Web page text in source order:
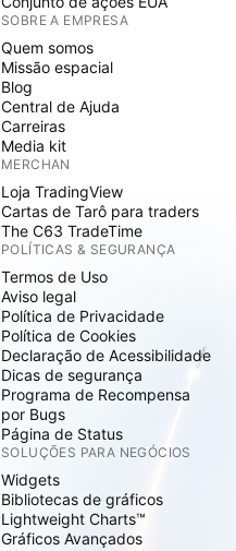
SOBRE A EMPRESA
Quem somos
Missão espacial
Blog
Central de Ajuda
Carreiras
Media kit
MERCHAN
Loja TradingView
Cartas de Tarô para traders
The C63 TradeTime
POLÍTICAS & SEGURANÇA
Termos de Uso
Aviso legal
Política de Privacidade
Política de Cookies
Declaração de Acessibilidade
Dicas de segurança
Programa de Recompensa
por Bugs
Página de Status
SOLUÇÕES PARA NEGÓCIOS
Widgets
Bibliotecas de gráficos
Lightweight Charts™
Gráficos Avançados